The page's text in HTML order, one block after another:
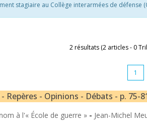
stagiaire au Collège interarmées de défense
2 résultats (2 articles - 0
1
Repères - Opinions - Débats - p. 75-
à l'« École de guerre » - Jean-Michel